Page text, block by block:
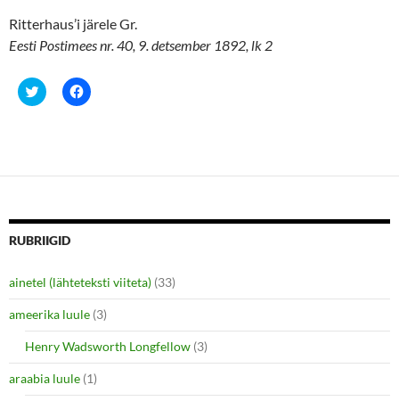
Ritterhaus’i järele Gr.
Eesti Postimees nr. 40, 9. detsember 1892, lk 2
C
l
h
e
o
n
t
t
e
r
(
O
p
e
n
C
l
h
e
o
e
b
o
o
k
(
O
p
e
n
RUBRIIGID
ainetel (lähteteksti viiteta) (33)
ameerika luule (3)
Henry Wadsworth Longfellow (3)
araabia luule (1)